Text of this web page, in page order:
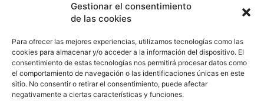
Gestionar el consentimiento
de las cookies
Para ofrecer las mejores experiencias, utilizamos tecnologías como las
cookies para almacenar y/o acceder a la información del dispositivo. El
consentimiento de estas tecnologías nos permitirá procesar datos como
el comportamiento de navegación o las identificaciones únicas en este
sitio. No consentir o retirar el consentimiento, puede afectar
negativamente a ciertas características y funciones.
POLÍTICA DE PRIVACIDAD
POLÍTICA DE COOKIES
© 2026 Todos los derechos reservados. Culturamanía